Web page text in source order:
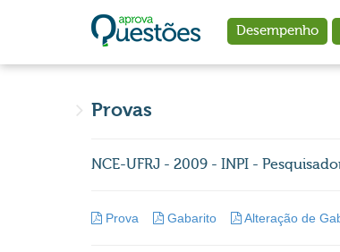
Desempenho
Provas
NCE-UFRJ - 2009 - INPI -
Prova Gabarito Alteração de